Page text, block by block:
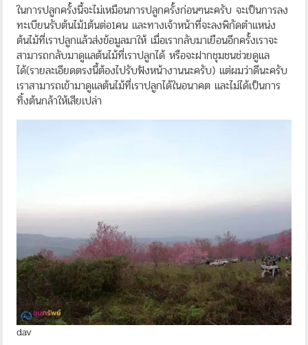
ในการปลูกครั้งนี้จะไม่เหมือนการปลูกครั้งก่อนๆนะครับ จะเป็นการลง
ทะเบียนรับต้นไม้1ต้นต่อ1คน และทางเจ้าหน้าที่จะลงพิกัดตำแหน่ง
ต้นไม้ที่เราปลูกแล้วส่งข้อมูลมาให้ เมื่อเรากลับมาเยือนอีกครั้งเราจะ
สามารถกลับมาดูแลต้นไม้ที่เราปลูกได้ หรือจะฝากชุมชนช่วยดูแล
ได้(รายละเอียดตรงนี้ต้องไปรับฟังหน้างานนะครับ) แต่ผมว่าดีนะครับ
เราสามารถเข้ามาดูแลต้นไม้ที่เราปลูกได้ในอนาคต และไม่ได้เป็นการ
ทิ้งต้นกล้าให้เสียเปล่า
dav